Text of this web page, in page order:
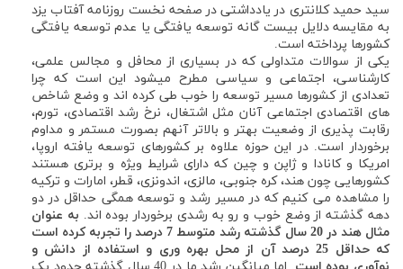
سید حمید کلانتری در یادداشتی در صفحه نخست روزنامه آفتاب یزد
به مقایسه دلایل بیست گانه توسعه یافتگی یا عدم توسعه یافتگی
کشورها پرداخته است.
یکی از سوالات متداولی که در بسیاری از محافل و مجالس علمی،
کارشناسی، اجتماعی و سیاسی مطرح میشود این است که چرا
تعدادی از کشورها مسیر توسعه را خوب طی کرده اند و وضع شاخص
های اقتصادی اجتماعی آنان مثل اشتغال، نرخ رشد اقتصادی، تورم،
رقابت پذیری از وضعیت بهتر و بالاتر آنهم بصورت مستمر و مداوم
برخوردار است. در این حوزه علاوه بر کشورهای توسعه یافته اروپا،
امریکا و کانادا و ژاپن و چین که دارای شرایط ویژه و برتری هستند
کشورهایی چون هند، کره جنوبی، مالزی، اندونزی، قطر، امارات و ترکیه
را مشاهده می کنیم که در مسیر رشد و توسعه همگی حداقل در دو
دهه گذشته از وضع خوب و رو به رشدی برخوردار بوده اند. به عنوان
مثال هند در 20 سال گذشته رشد متوسط 7 درصد را تجربه کرده است
که حداقل 25 درصد آن از محل بهره وری و استفاده از دانش و